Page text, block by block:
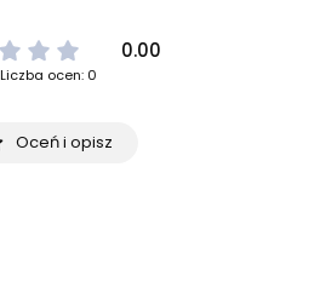
0.00
Liczba ocen: 0
Oceń i opisz